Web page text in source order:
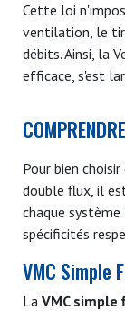
Cette loi
ventilation, le
débits. Ainsi, la
efficace, s'est
Pour bien
double flux, il
chaque
spécificités
VMC Simple
La VMC simple